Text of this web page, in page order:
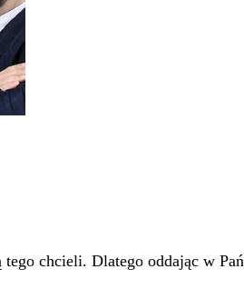
chcieli. Dlatego oddając w